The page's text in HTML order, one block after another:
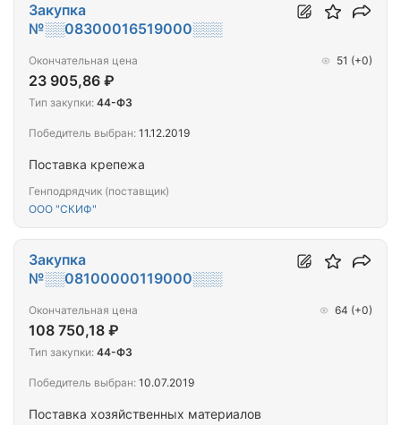
Поставка крепежа
Генподрядчик (поставщик)
ООО "СКИФ"
Закупка
№░░08300016519000░░░
Окончательная цена
23 905,86 ₽
51 (+0)
Тип закупки: 44-ФЗ
Победитель выбран: 11.12.2019
Поставка хозяйственных материалов
Закупка
№░░08100000119000░░░
Окончательная цена
108 750,18 ₽
64 (+0)
Тип закупки: 44-ФЗ
Победитель выбран: 10.07.2019